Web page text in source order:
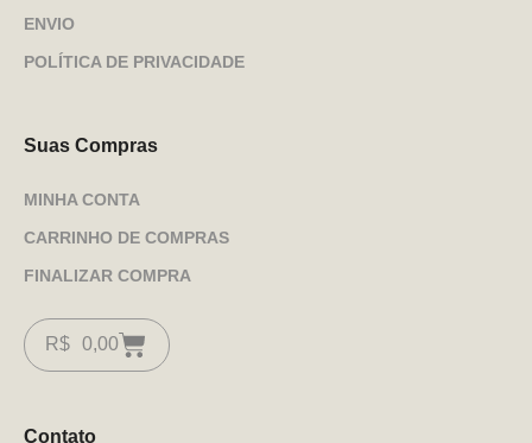
ENVIO
POLÍTICA DE PRIVACIDADE
Suas Compras
MINHA CONTA
CARRINHO DE COMPRAS
FINALIZAR COMPRA
R$ 0,00
Contato